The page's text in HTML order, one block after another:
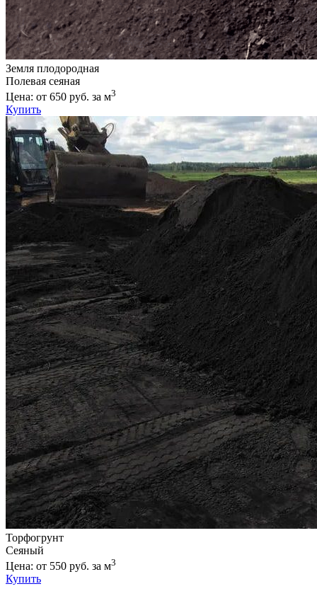
Земля плодородная
Полевая сеяная
Цена: от 650 руб. за м3
Купить
Торфогрунт
Сеяный
Цена: от 550 руб. за м3
Купить